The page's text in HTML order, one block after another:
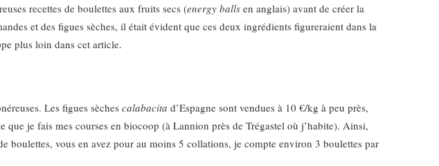
recettes de boulettes aux fruits secs (energy balls en anglais) avant de créer la
et des figues sèches, il était évident que ces deux ingrédients figureraient dans la
plus loin dans cet article.
Les figues sèches calabacita d’Espagne sont vendues à 10 €/kg à peu près,
je fais mes courses en biocoop (à Lannion près de Trégastel où j’habite). Ainsi,
boulettes, vous en avez pour au moins 5 collations, je compte environ 3 boulettes par